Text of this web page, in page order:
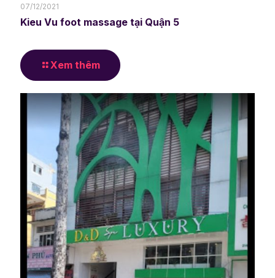
07/12/2021
Kieu Vu foot massage tại Quận 5
Xem thêm